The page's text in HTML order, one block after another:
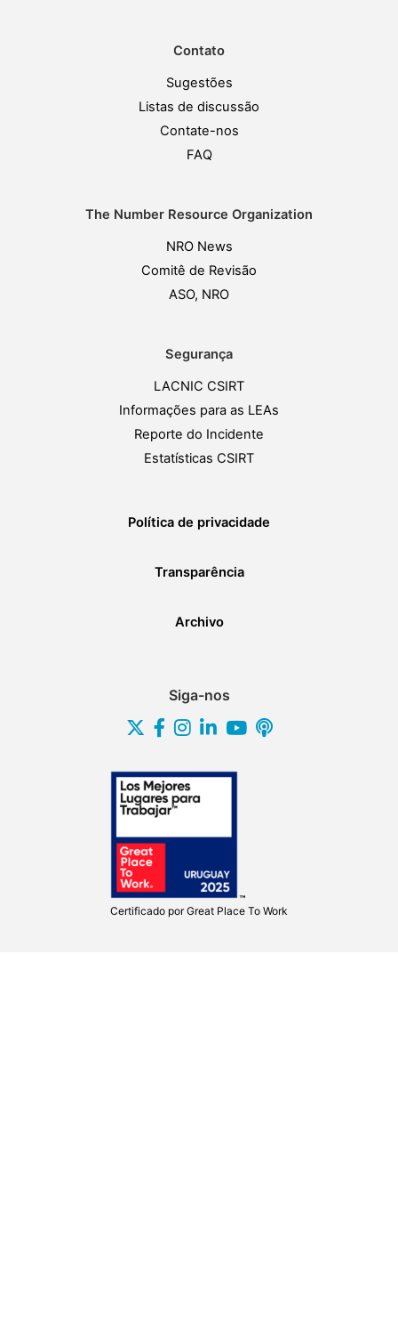
Contato
Sugestões
Listas de discussão
Contate-nos
FAQ
The Number Resource Organization
NRO News
Comitê de Revisão
ASO, NRO
Segurança
LACNIC CSIRT
Informações para as LEAs
Reporte do Incidente
Estatísticas CSIRT
Política de privacidade
Transparência
Archivo
Siga-nos
Certificado porGreat Place To Work